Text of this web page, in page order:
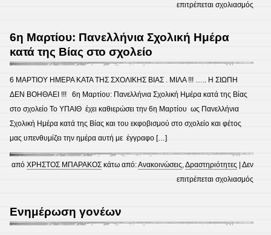
επιτρέπεται σχολιασμός
των
6η Μαρτίου: Πανελλήνια Σχολική Ημέρα
κατά της Βίας στο σχολείο
6 ΜΑΡΤΙΟΥ ΗΜΕΡΑ ΚΑΤΑ ΤΗΣ ΣΧΟΛΙΚΗΣ ΒΙΑΣ . ΜΙΛΑ !!! ….. Η ΣΙΩΠΗ
ΔΕΝ ΒΟΗΘΑΕΙ !!! 6η Μαρτίου: Πανελλήνια Σχολική Ημέρα κατά της Βίας
στο σχολείο Το ΥΠΑΙΘ έχει καθιερώσει την 6η Μαρτίου ως Πανελλήνια
Σχολική Ημέρα κατά της Βίας και του εκφοβισμού στο σχολείο και φέτος
μας υπενθυμίζει την ημέρα αυτή με έγγραφο […]
απόΧΡΗΣΤΟΣ ΜΠΑΡΑΚΟΣ κάτω από:Ανακοινώσεις,Δραστηριότητες |Δεν
επιτρέπεται σχολιασμός
Ενημέρωση γονέων